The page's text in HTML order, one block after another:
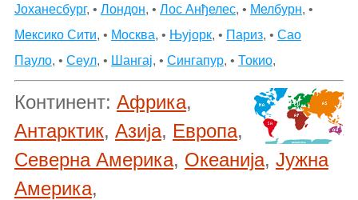
Јоханесбург, • Лондон, • Лос Анђелес, • Мелбурн, •
Мексико Сити, • Москва, • Њујорк, • Париз, • Сао
Пауло, • Сеул, • Шангај, • Сингапур, • Токио,
Континент: Африка,
Антарктик, Азија, Европа,
Северна Америка, Океанија, Јужна
Америка,